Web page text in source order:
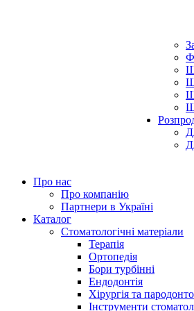
Про нас
Про компанію
Партнери в Україні
Каталог
Стоматологічні матеріали
Терапія
Ортопедія
Бори турбінні
Ендодонтія
Хірургія та
Інструменти